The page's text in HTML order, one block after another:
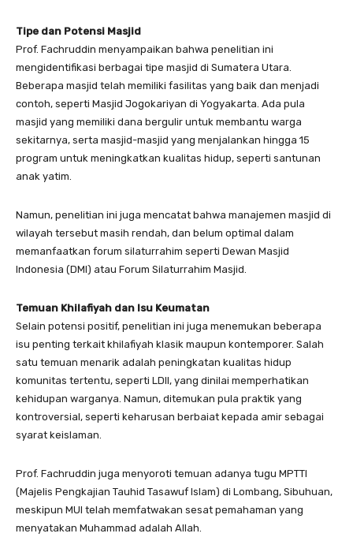
Tipe dan Potensi Masjid
Prof. Fachruddin menyampaikan bahwa penelitian ini
mengidentifikasi berbagai tipe masjid di Sumatera Utara.
Beberapa masjid telah memiliki fasilitas yang baik dan menjadi
contoh, seperti Masjid Jogokariyan di Yogyakarta. Ada pula
masjid yang memiliki dana bergulir untuk membantu warga
sekitarnya, serta masjid-masjid yang menjalankan hingga 15
program untuk meningkatkan kualitas hidup, seperti santunan
anak yatim.
Namun, penelitian ini juga mencatat bahwa manajemen masjid di
wilayah tersebut masih rendah, dan belum optimal dalam
memanfaatkan forum silaturrahim seperti Dewan Masjid
Indonesia (DMI) atau Forum Silaturrahim Masjid.
Temuan Khilafiyah dan Isu Keumatan
Selain potensi positif, penelitian ini juga menemukan beberapa
isu penting terkait khilafiyah klasik maupun kontemporer. Salah
satu temuan menarik adalah peningkatan kualitas hidup
komunitas tertentu, seperti LDII, yang dinilai memperhatikan
kehidupan warganya. Namun, ditemukan pula praktik yang
kontroversial, seperti keharusan berbaiat kepada amir sebagai
syarat keislaman.
Prof. Fachruddin juga menyoroti temuan adanya tugu MPTTI
(Majelis Pengkajian Tauhid Tasawuf Islam) di Lombang, Sibuhuan,
meskipun MUI telah memfatwakan sesat pemahaman yang
menyatakan Muhammad adalah Allah.